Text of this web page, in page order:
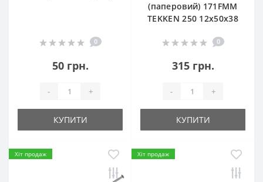
0
50 грн.
- +
КУПИТИ
(паперовий) 171FMM
TEKKEN 250 12х50х38
0
315 грн.
- +
КУПИТИ
Хіт продаж Хіт продаж